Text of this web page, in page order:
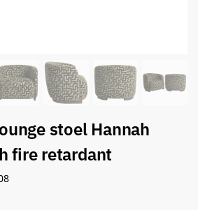
stoel Hannah
fire retardant